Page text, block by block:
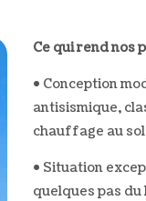
Ce qui rend nos
• Conception
antisismique,
chauffage au
• Situation
quelques pas